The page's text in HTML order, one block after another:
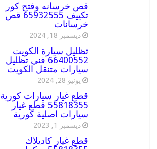
قص خرسانه وفتح كور
تكييف 65932555 قص
خرسانات
ديسمبر 18, 2024
تظليل سيارة الكويت
66400552 فني تظليل
سيارات متنقل الكويت
يونيو 28, 2024
قطع غيار سيارات كورية
55818355 قطع غيار
سيارات اصلية كورية
ديسمبر 1, 2023
قطع غيار كاديلاك